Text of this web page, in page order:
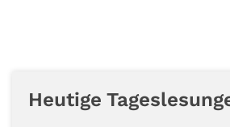
Heutige